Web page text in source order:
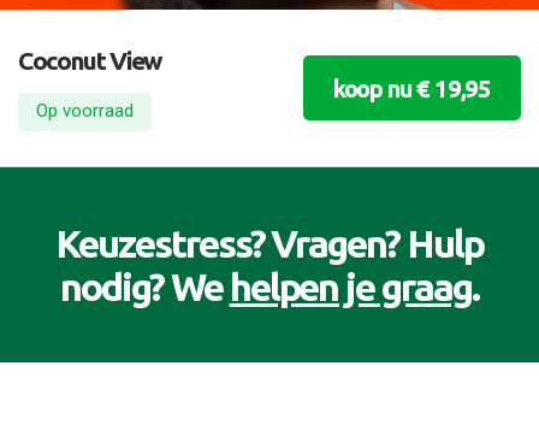
Coconut View
Op voorraad
koop nu € 19,95
Keuzestress? Vragen? Hulp
nodig? Wehelpen je graag.